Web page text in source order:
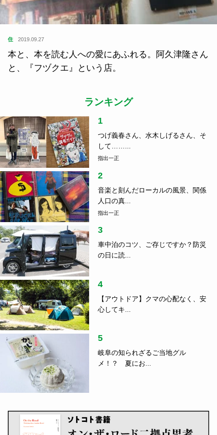
住 2019.09.27
本と、本を読む人への愛にあふれる。阿久津隆さん
と、『フヅクエ』という店。
ランキング
1
つげ義春さん、水木しげるさん、そ
して……...
指出一正
2
音楽と刻んだローカルの風景、関係
人口の真...
指出一正
3
車中泊のコツ、ご存じですか？防災
の日に読...
4
【アウトドア】クマの心配なく、安
心してキ...
5
岐阜の知られざるご当地グル
メ！？ 夏にお...